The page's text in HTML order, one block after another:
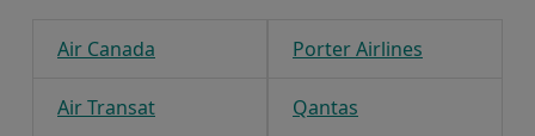
Air Canada Porter Airlines
Air Transat Qantas